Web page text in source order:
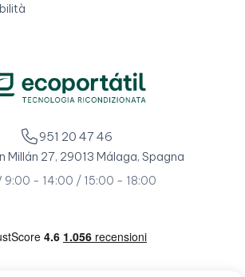
951 20 47 46
Millán 27, 29013 Málaga, Spagna
9:00 - 14:00 / 15:00 - 18:00